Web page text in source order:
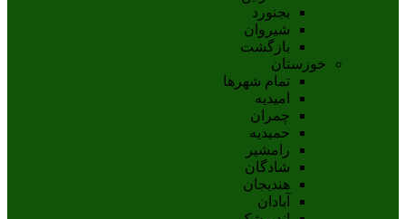
بجنورد
شيروان
بازگشت
خوزستان
تمام شهر‌ها
امیدیه
چمران
حمیدیه
رامشیر
شادگان
هندیجان
آبادان